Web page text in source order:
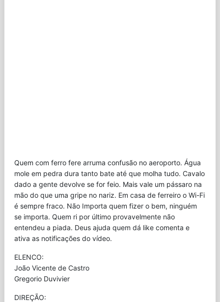
Quem com ferro fere arruma confusão no aeroporto. Água
mole em pedra dura tanto bate até que molha tudo. Cavalo
dado a gente devolve se for feio. Mais vale um pássaro na
mão do que uma gripe no nariz. Em casa de ferreiro o Wi-Fi
é sempre fraco. Não Importa quem fizer o bem, ninguém
se importa. Quem ri por último provavelmente não
entendeu a piada. Deus ajuda quem dá like comenta e
ativa as notificações do vídeo.
ELENCO:
João Vicente de Castro
Gregorio Duvivier
DIREÇÃO: